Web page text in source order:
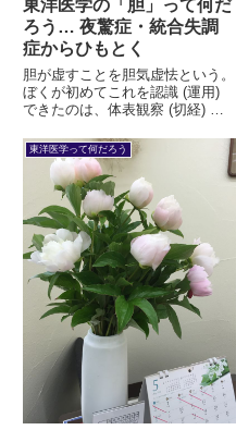
東洋医学の「胆」って何だ
ろう… 夜驚症・統合失調
症からひもとく
胆が虚すことを胆気虚怯という。
ぼくが初めてこれを認識 (運用)
できたのは、体表観察 (切経) の
とだった。夜驚症の小学生を治療
したときだ…
東洋医学って何だろう